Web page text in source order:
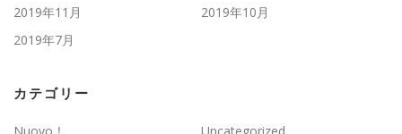
2019年11月
2019年10月
2019年7月
カテゴリー